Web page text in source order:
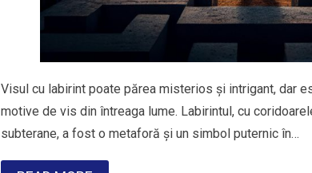
Visul cu labirint poate părea misterios și intrigant, dar
motive de vis din întreaga lume. Labirintul, cu
subterane, a fost o metaforă și un simbol puternic în…